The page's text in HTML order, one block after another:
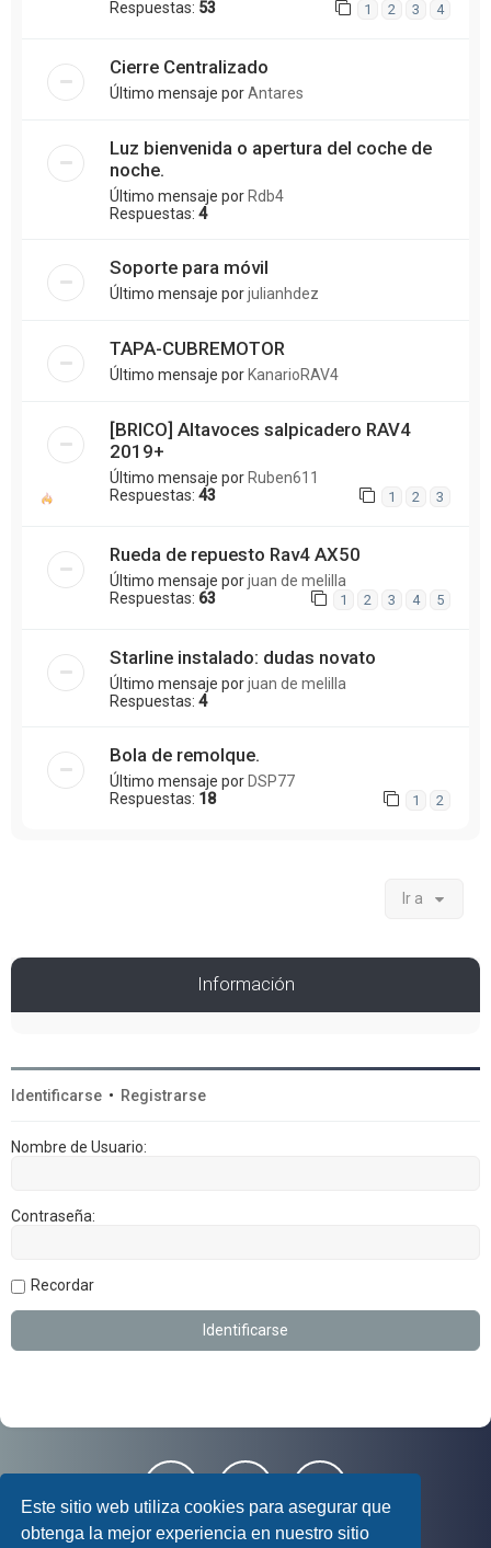
Este sitio web utiliza cookies para asegurar que
obtenga la mejor experiencia en nuestro sitio
Respuestas: 53 1 2 3 4
Cierre Centralizado
Último mensaje porAntares
Luz bienvenida o apertura del coche de
noche.
Último mensaje por Rdb4
Respuestas: 4
Soporte para móvil
Último mensaje porjulianhdez
TAPA-CUBREMOTOR
Último mensaje por KanarioRAV4
[BRICO] Altavoces salpicadero RAV4
2019+
Último mensaje por Ruben611
Respuestas: 43 1 2 3
Rueda de repuesto Rav4 AX50
Último mensaje porjuan de melilla
Respuestas: 63 1 2 3 4 5
Starline instalado: dudas novato
Último mensaje porjuan de melilla
Respuestas: 4
Bola de remolque.
Último mensaje por DSP77
Respuestas: 18 1 2
Ir a
Información
Identificarse • Registrarse
Nombre de Usuario:
Contraseña:
Recordar